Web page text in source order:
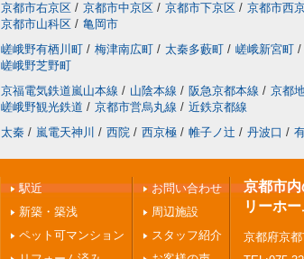
京都市右京区 / 京都市中京区 / 京都市下京区 / 京都市西
京都市山科区 / 亀岡市
嵯峨野有栖川町 / 梅津南広町 / 太秦多藪町 / 嵯峨新宮町 /
嵯峨野芝野町
京福電気鉄道嵐山本線 / 山陰本線 / 阪急京都本線 / 京都
嵯峨野観光鉄道 / 京都市営烏丸線 / 近鉄京都線
太秦 / 嵐電天神川 / 西院 / 西京極 / 帷子ノ辻 / 丹波口 /
駅近
新築・築浅
ペット可マンション
お問い合わせ
周辺施設
スタッフ紹介
京都市
リーホー
京都府京